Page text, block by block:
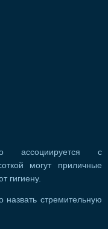
ассоциируется с
могут приличные
гигиену.
стремительную